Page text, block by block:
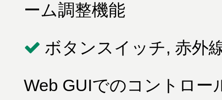
ーム調整機能
ボタンスイッチ, 赤外
Web GUIでのコントロー